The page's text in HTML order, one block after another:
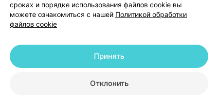
Канефрон форте,
таблетки ×30
Циклодинон,
таблетки×30
В корзину
Энтерол
250 мг
В
сроках и порядке использования файлов cookie вы
можете ознакомиться с нашей Политикой обработки
файлов cookie
Отклонить
Принять